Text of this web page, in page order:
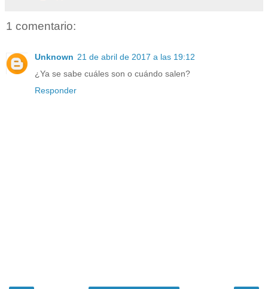
1 comentario:
Unknown 21 de abril de 2017 a las 19:12
¿Ya se sabe cuáles son o cuándo salen?
Responder